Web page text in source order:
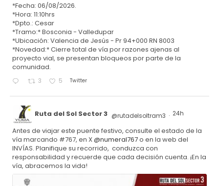
*Fecha: 06/08/2026.
*Hora: 11:10hrs
*Dpto.: Cesar
*Tramo:* Bosconia - Valledupar
*Ubicación: Valencia de Jesús - Pr 94+000 RN 8003
*Novedad:* Cierre total de vía por razones ajenas al
proyecto vial, se presentan bloqueos por parte de la
comunidad.
3 5 Twitter
Ruta del Sol Sector 3 @rutadelsoltram3 · 24h
Antes de viajar este puente festivo, consulte el estado de la
vía marcando #767, en X@numeral767o en la web del
INVÍAS. Planifique su recorrido, conduzca con
responsabilidad y recuerde que cada decisión cuenta. ¡En la
vía, abracemos la vida!